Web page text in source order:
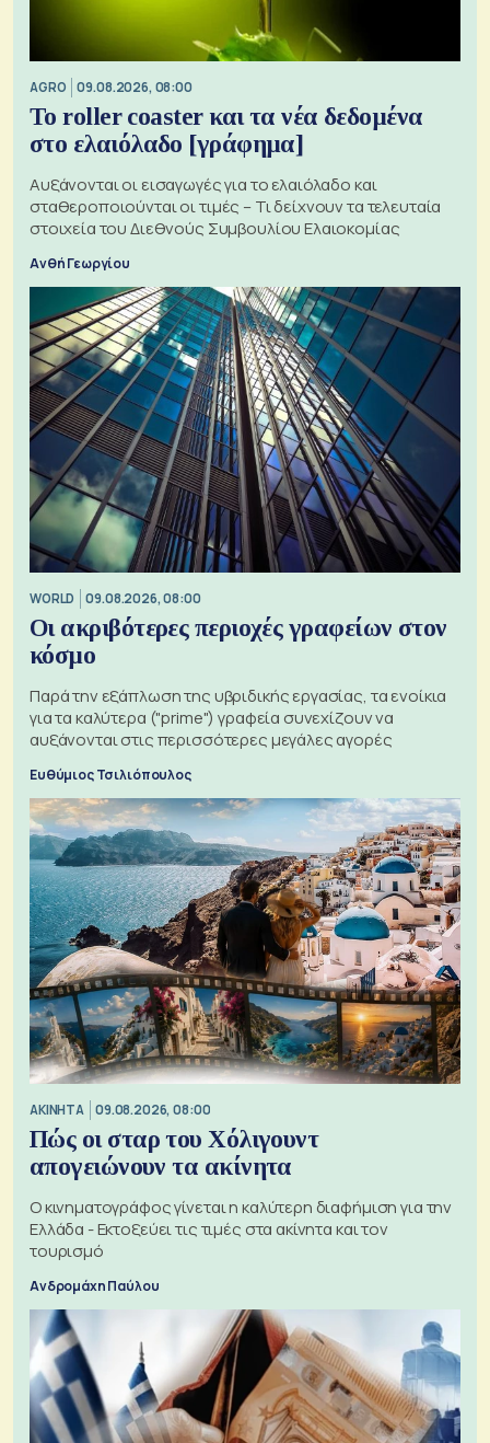
AGRO 09.08.2026, 08:00
Το roller coaster και τα νέα δεδομένα
στο ελαιόλαδο [γράφημα]
Αυξάνονται οι εισαγωγές για το ελαιόλαδο και
σταθεροποιούνται οι τιμές – Τι δείχνουν τα τελευταία
στοιχεία του Διεθνούς Συμβουλίου Ελαιοκομίας
Ανθή Γεωργίου
WORLD 09.08.2026, 08:00
Οι ακριβότερες περιοχές γραφείων στον
κόσμο
Παρά την εξάπλωση της υβριδικής εργασίας, τα ενοίκια
για τα καλύτερα ("prime") γραφεία συνεχίζουν να
αυξάνονται στις περισσότερες μεγάλες αγορές
Ευθύμιος Τσιλιόπουλος
ΑΚΙΝΗΤΑ 09.08.2026, 08:00
Πώς οι σταρ του Χόλιγουντ
απογειώνουν τα ακίνητα
Ο κινηματογράφος γίνεται η καλύτερη διαφήμιση για την
Ελλάδα - Εκτοξεύει τις τιμές στα ακίνητα και τον
τουρισμό
Ανδρομάχη Παύλου